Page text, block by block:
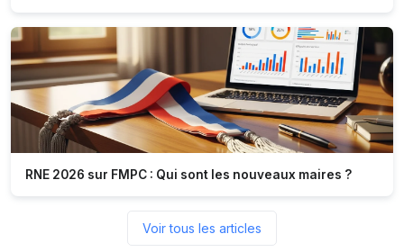
RNE 2026 sur FMPC : Qui sont les nouveaux maires ?
Voir tous les articles